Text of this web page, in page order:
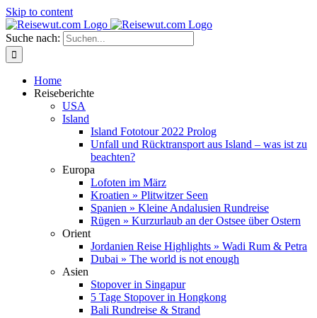
Skip to content
Suche nach:
Home
Reiseberichte
USA
Island
Island Fototour 2022 Prolog
Unfall und Rücktransport aus Island – was ist zu
beachten?
Europa
Lofoten im März
Kroatien » Plitwitzer Seen
Spanien » Kleine Andalusien Rundreise
Rügen » Kurzurlaub an der Ostsee über Ostern
Orient
Jordanien Reise Highlights » Wadi Rum & Petra
Dubai » The world is not enough
Asien
Stopover in Singapur
5 Tage Stopover in Hongkong
Bali Rundreise & Strand